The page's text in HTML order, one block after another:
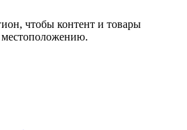
чтобы контент и товары
местоположению.